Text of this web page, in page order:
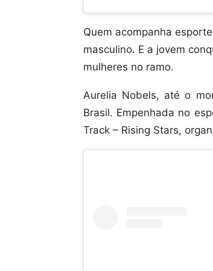
Quem acompanha
masculino. E a jovem
mulheres no ramo.
Aurelia Nobels, até o
Brasil. Empenhada no
Track – Rising Stars,